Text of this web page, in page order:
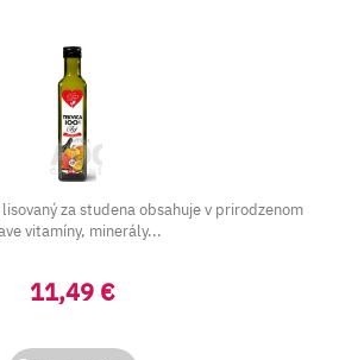
za studena obsahuje v prirodzenom
vitamíny, minerály...
11,49 €